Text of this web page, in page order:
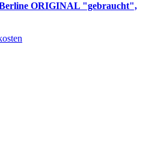
Berline ORIGINAL "gebraucht",